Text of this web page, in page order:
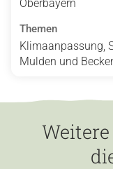
Oberbayern
Themen
Klimaanpassung,
Mulden und